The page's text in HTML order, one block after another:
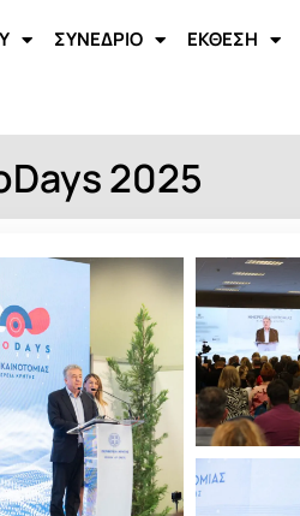
ΣΥΝΕΔΡΙΟ ΕΚΘΕΣΗ
2025